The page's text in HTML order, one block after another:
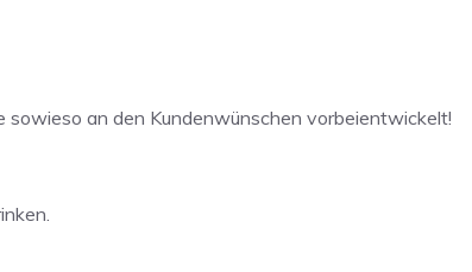
sowieso an den Kundenwünschen vorbeientwickelt!